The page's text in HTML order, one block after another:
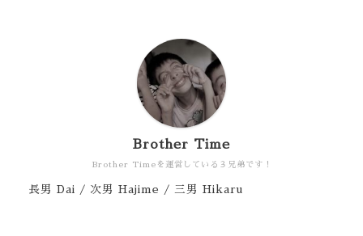
Brother Timeを運営している３兄弟です！
Brother Time
長男 Dai / 次男 Hajime / 三男 Hikaru